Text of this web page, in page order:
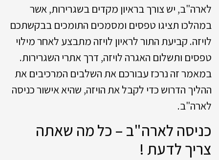
לארה"ב, יש צורך בראיון מקדים בשגרירות, אשר
במהלכו תציגו טפסים ומסמכים התומכים בבקשתכם
לויזה. קביעת התור לראיון לויזה מתבצע לאחר מילוי
טפסים ותשלום האגרה לויזה, דרך אתרי השגרירות.
במאמר זה נרכז עבורכם את השלבים המרכיבים את
ההליך הדרוש כדי לקבל את הויזה, שהיא אישור כניסה
לארה"ב.
כניסה לארה"ב – כל מה שאתה
צריך לדעת !